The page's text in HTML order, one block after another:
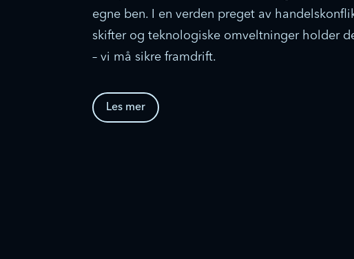
egne ben. I en verden preget av
skifter og teknologiske omveltninger holder
– vi må sikre framdrift.
Les mer